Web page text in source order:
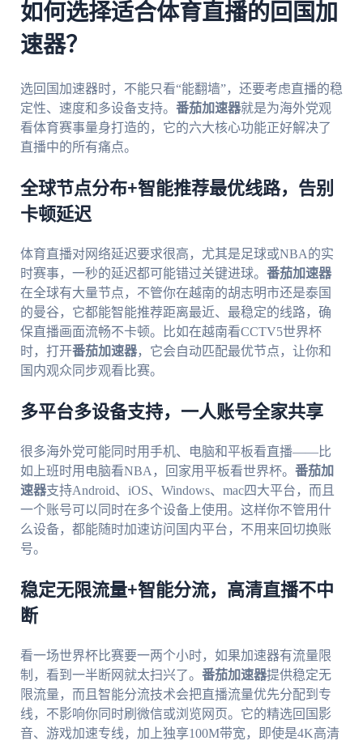
如何选择适合体育直播的回国加
速器？
选回国加速器时，不能只看“能翻墙”，还要考虑直播的稳
定性、速度和多设备支持。 番茄加速器就是为海外党观
看体育赛事量身打造的，它的六大核心功能正好解决了
直播中的所有痛点。
全球节点分布+智能推荐最优线路，告别
卡顿延迟
体育直播对网络延迟要求很高，尤其是足球或NBA的实
时赛事，一秒的延迟都可能错过关键进球。 番茄加速器
在全球有大量节点，不管你在越南的胡志明市还是泰国
的曼谷，它都能智能推荐距离最近、最稳定的线路，确
保直播画面流畅不卡顿。比如在越南看CCTV5世界杯
时，打开番茄加速器，它会自动匹配最优节点，让你和
国内观众同步观看比赛。
多平台多设备支持，一人账号全家共享
很多海外党可能同时用手机、电脑和平板看直播——比
如上班时用电脑看NBA，回家用平板看世界杯。 番茄加
速器支持Android、iOS、Windows、mac四大平台，而且
一个账号可以同时在多个设备上使用。这样你不管用什
么设备，都能随时加速访问国内平台，不用来回切换账
号。
稳定无限流量+智能分流，高清直播不中
断
看一场世界杯比赛要一两个小时，如果加速器有流量限
制，看到一半断网就太扫兴了。 番茄加速器提供稳定无
限流量，而且智能分流技术会把直播流量优先分配到专
线，不影响你同时刷微信或浏览网页。它的精选回国影
音、游戏加速专线，加上独享100M带宽，即使是4K高清